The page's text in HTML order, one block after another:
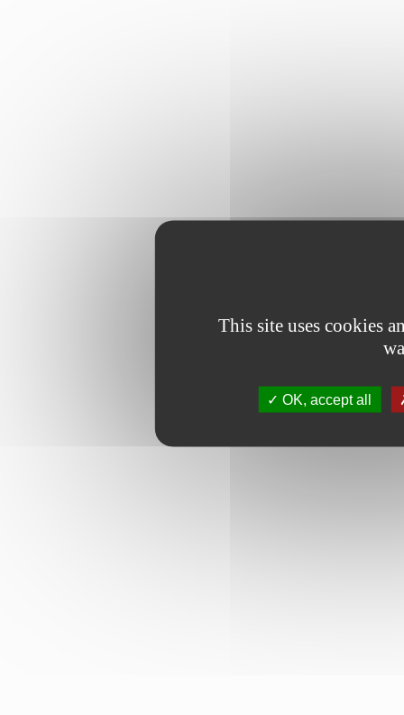
This site uses cookies
OK, accept all